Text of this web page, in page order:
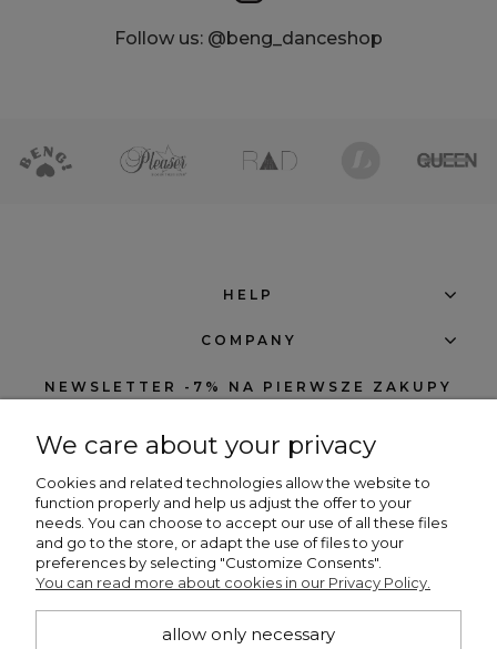
Follow us: @beng_danceshop
HELP
COMPANY
NEWSLETTER -7% NA PIERWSZE ZAKUPY
subscribe
I want to receive notifications about new products and discounts in the
Beng Shop store.
We care about your privacy
Cookies and related technologies allow the website to
function properly and help us adjust the offer to your
needs. You can choose to accept our use of all these files
and go to the store, or adapt the use of files to your
preferences by selecting "Customize Consents".
You can read more about cookies in our Privacy Policy.
allow only necessary